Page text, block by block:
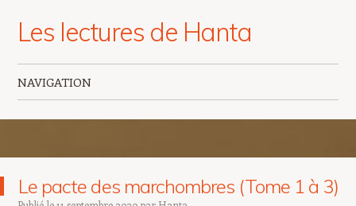
Les lectures de Hanta
NAVIGATION
Le pacte des marchombres (Tome 1 à 3)